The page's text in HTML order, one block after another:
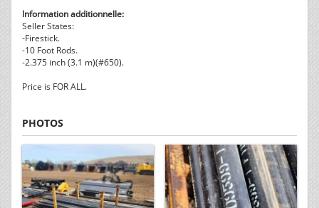
Information additionnelle:
Seller States:
-Firestick.
-10 Foot Rods.
-2.375 inch (3.1 m)(#650).
Price is FOR ALL.
PHOTOS